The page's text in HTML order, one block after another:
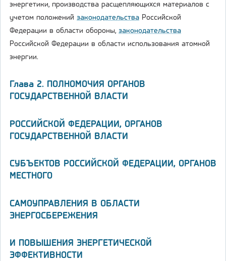
энергетики, производства расщепляющихся материалов с
учетом положений законодательства Российской
Федерации в области обороны, законодательства
Российской Федерации в области использования атомной
энергии.
Глава 2. ПОЛНОМОЧИЯ ОРГАНОВ
ГОСУДАРСТВЕННОЙ ВЛАСТИ
РОССИЙСКОЙ ФЕДЕРАЦИИ, ОРГАНОВ
ГОСУДАРСТВЕННОЙ ВЛАСТИ
СУБЪЕКТОВ РОССИЙСКОЙ ФЕДЕРАЦИИ, ОРГАНОВ
МЕСТНОГО
САМОУПРАВЛЕНИЯ В ОБЛАСТИ
ЭНЕРГОСБЕРЕЖЕНИЯ
И ПОВЫШЕНИЯ ЭНЕРГЕТИЧЕСКОЙ
ЭФФЕКТИВНОСТИ